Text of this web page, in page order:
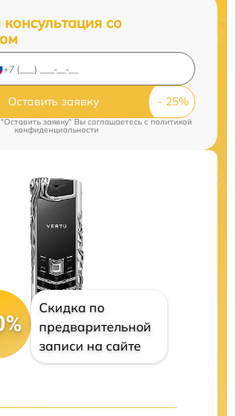
со
Оставить заявку
заявку" Вы соглашаетесь cполитикой
конфиденциальности
Скидка по
предварительной
записи на сайте